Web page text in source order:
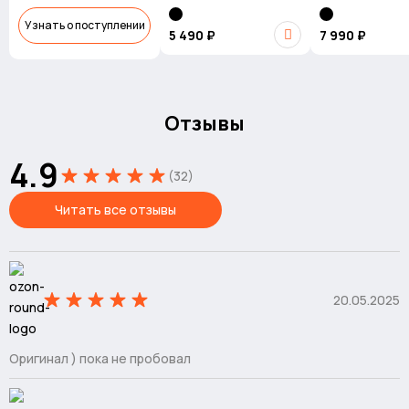
Узнать о поступлении
5 490 ₽ 7 990 ₽
Отзывы
4.9
(32)
Читать все отзывы
20.05.2025
Оригинал ) пока не пробовал